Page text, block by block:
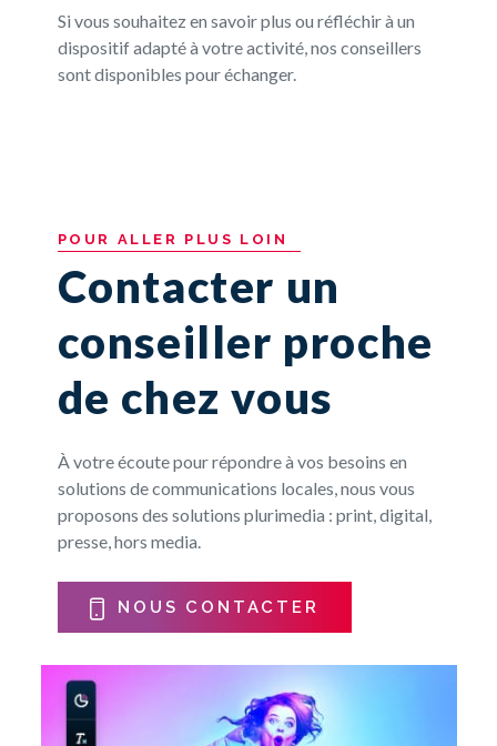
Si vous souhaitez en savoir plus ou réfléchir à un
dispositif adapté à votre activité, nos conseillers
sont disponibles pour échanger.
POUR ALLER PLUS LOIN
Contacter un
conseiller proche
de chez vous
À votre écoute pour répondre à vos besoins en
solutions de communications locales, nous vous
proposons des solutions plurimedia : print, digital,
presse, hors media.
NOUS CONTACTER